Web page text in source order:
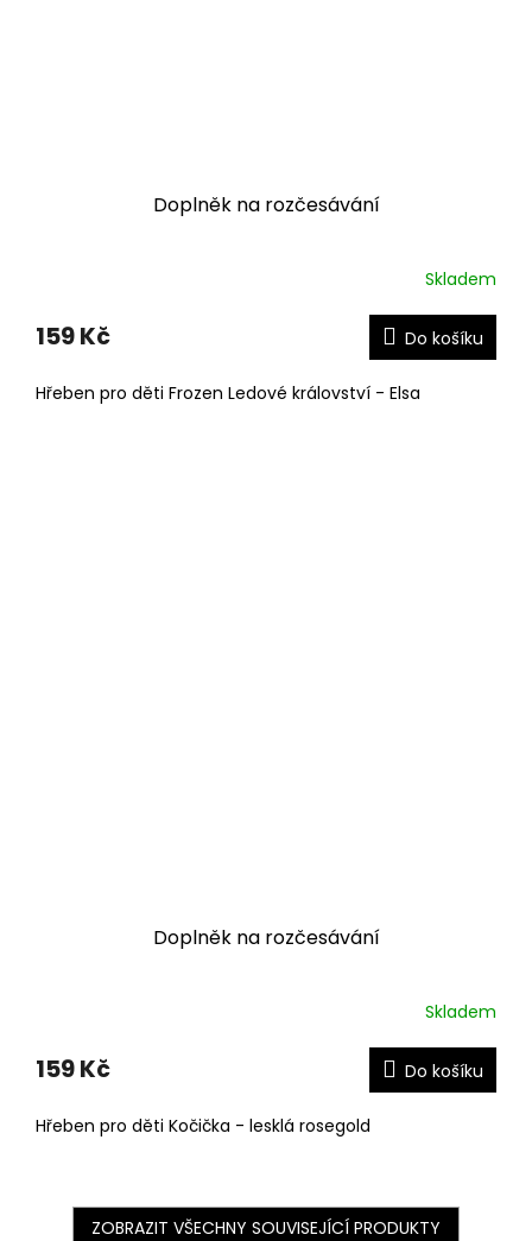
Doplněk na rozčesávání
Skladem
159 Kč Do košíku
Hřeben pro děti Frozen Ledové království - Elsa
Doplněk na rozčesávání
Skladem
159 Kč Do košíku
Hřeben pro děti Kočička - lesklá rosegold
ZOBRAZIT VŠECHNY SOUVISEJÍCÍ PRODUKTY